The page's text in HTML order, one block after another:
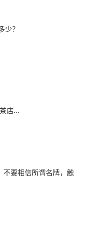
少？
店...
要相信所谓名牌，触